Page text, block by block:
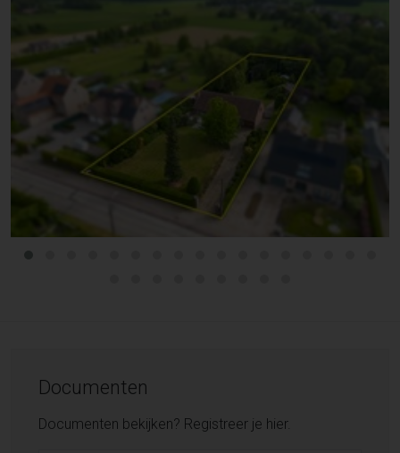
Documenten
Documenten bekijken? Registreer je hier.